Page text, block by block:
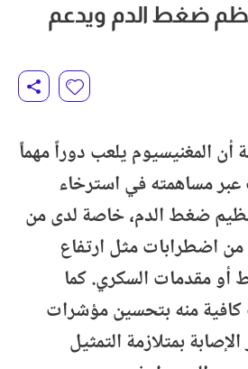
ضغط الدم ويدعم
أن المغنيسيوم يلعب دوراً مهماً
مساهمته في استرخاء
ضغط الدم، خاصة لدى من
اضطرابات مثل ارتفاع
أو مقدمات السكري. كما
كافية منه بتحسين مؤشرات
بمتلازمة التمثيل